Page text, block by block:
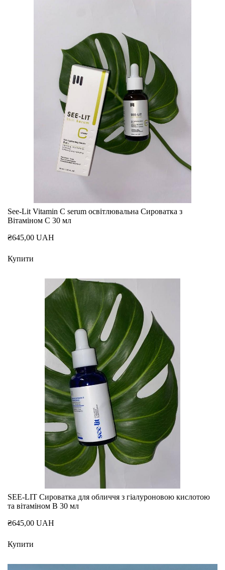
See-Lit Vitamin C serum освітлювальна Сироватка з
Вітаміном С 30 мл
₴645,00 UAH
Купити
SEE-LIT Сироватка для обличчя з гіалуроновою кислотою
та вітаміном В 30 мл
₴645,00 UAH
Купити